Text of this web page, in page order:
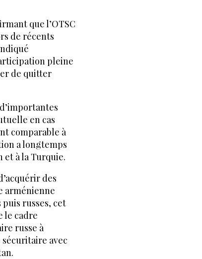
que l’OTSC
de récents
pleine
de quitter
en cas
comparable à
a longtemps
et à la Turquie.
des
arménienne
russes, cet
le cadre
russe à
avec